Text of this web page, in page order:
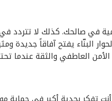
في صالحك. كذلك لا تتردد
البنّاء يفتح آفاقاً جديدة
العاطفي والثقة عندما